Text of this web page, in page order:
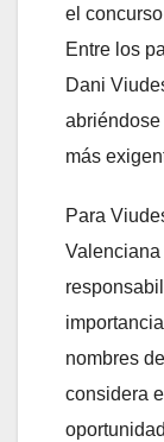
el
Entre los
Dani
más
Para
nombres
considera